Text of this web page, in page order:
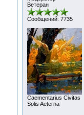
Ветеран
Сообщений: 7735
Сaementarius Civitas
Solis Aeterna